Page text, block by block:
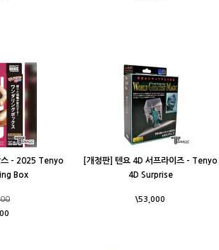
스 - 2025 Tenyo
Box
[개정판] 텐요 4D 서프라이즈 - Tenyo
4D Surprise
\53,000